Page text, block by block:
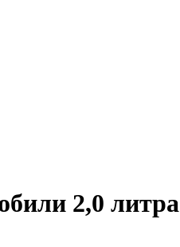
2,0 литра